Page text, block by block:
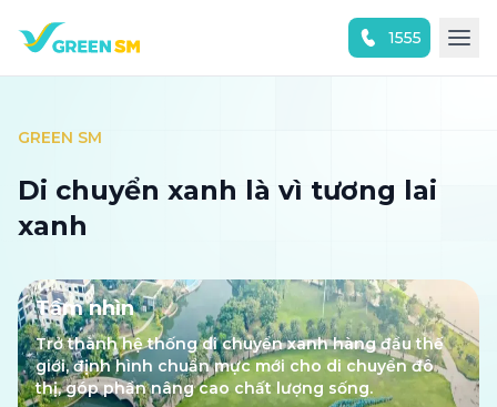
1555
GREEN SM
Di chuyển xanh là vì tương lai
xanh
Tầm nhìn
Trở thành hệ thống di chuyển xanh hàng đầu thế
giới, định hình chuẩn mực mới cho di chuyển đô
thị, góp phần nâng cao chất lượng sống.